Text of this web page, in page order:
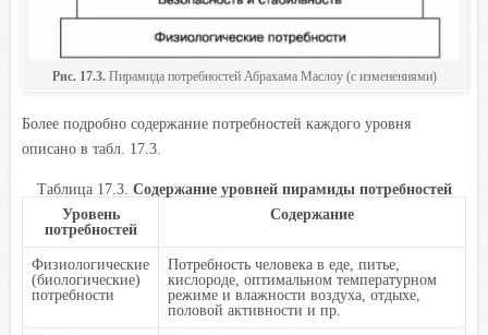
Рис. 17.3.Пирамида потребностей Абрахама Маслоу (с изменениями)
Более подробно содержание потребностей каждого уровня
описано в табл. 17.3.
Таблица 17.3. Содержание уровней пирамиды потребностей
Уровень
потребностей
Содержание
Физиологические
(биологические)
потребности
Потребность человека в еде, питье,
кислороде, оптимальном температурном
режиме и влажности воздуха, отдыхе,
половой активности и пр.